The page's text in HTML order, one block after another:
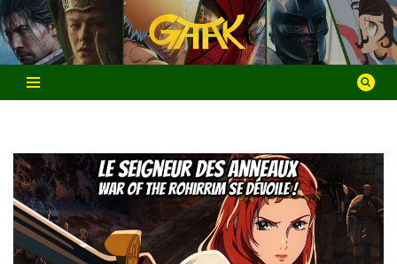
Aller
au
contenu